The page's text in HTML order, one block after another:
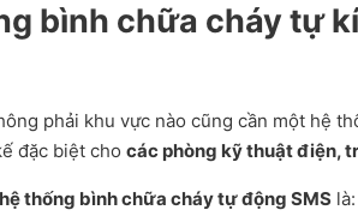
bình chữa cháy tự
phải khu vực nào cũng cần một hệ
đặc biệt cho các phòng kỹ thuật điện,
hệ thống bình chữa cháy tự động SMS là: